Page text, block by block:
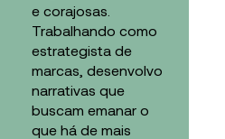
e corajosas.
Trabalhando como
estrategista de
marcas, desenvolvo
narrativas que
buscam emanar o
que há de mais